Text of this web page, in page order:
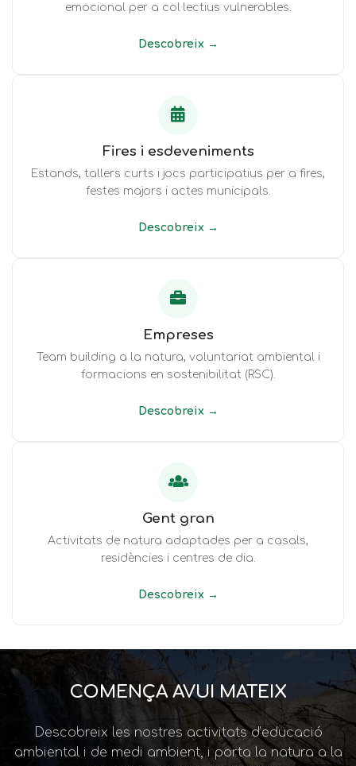
emocional per a col·lectius vulnerables.
Descobreix →
Fires i esdeveniments
Estands, tallers curts i jocs participatius per a fires,
festes majors i actes municipals.
Descobreix →
Empreses
Team building a la natura, voluntariat ambiental i
formacions en sostenibilitat (RSC).
Descobreix →
Gent gran
Activitats de natura adaptades per a casals,
residències i centres de dia.
Descobreix →
COMENÇA AVUI MATEIX
Descobreix les nostres activitats d’educació
ambiental i de medi ambient, i porta la natura a la